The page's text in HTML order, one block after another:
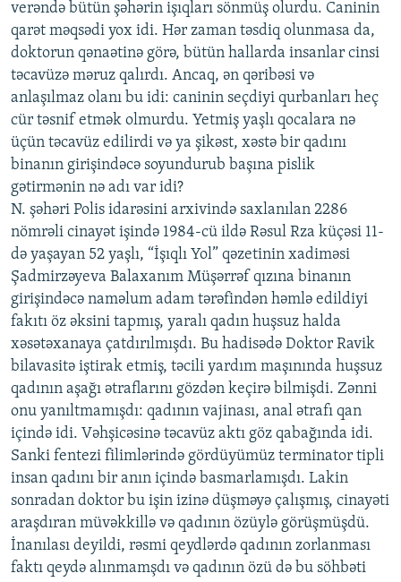
verəndə bütün şəhərin işıqları sönmüş olurdu. Caninin
qarət məqsədi yox idi. Hər zaman təsdiq olunmasa da,
doktorun qənaətinə görə, bütün hallarda insanlar cinsi
təcavüzə məruz qalırdı. Ancaq, ən qəribəsi və
anlaşılmaz olanı bu idi: caninin seçdiyi qurbanları heç
cür təsnif etmək olmurdu. Yetmiş yaşlı qocalara nə
üçün təcavüz edilirdi və ya şikəst, xəstə bir qadını
binanın girişindəcə soyundurub başına pislik
gətirmənin nə adı var idi?
N. şəhəri Polis idarəsini arxivində saxlanılan 2286
nömrəli cinayət işində 1984-cü ildə Rəsul Rza küçəsi 11-
də yaşayan 52 yaşlı, “İşıqlı Yol” qəzetinin xadiməsi
Şadmirzəyeva Balaxanım Müşərrəf qızına binanın
girişindəcə naməlum adam tərəfindən həmlə edildiyi
fakıtı öz əksini tapmış, yaralı qadın huşsuz halda
xəsətəxanaya çatdırılmışdı. Bu hadisədə Doktor Ravik
bilavasitə iştirak etmiş, təcili yardım maşınında huşsuz
qadının aşağı ətraflarını gözdən keçirə bilmişdi. Zənni
onu yanıltmamışdı: qadının vajinası, anal ətrafı qan
içində idi. Vəhşicəsinə təcavüz aktı göz qabağında idi.
Sanki fentezi filimlərində gördüyümüz terminator tipli
insan qadını bir anın içində basmarlamışdı. Lakin
sonradan doktor bu işin izinə düşməyə çalışmış, cinayəti
araşdıran müvəkkillə və qadının özüylə görüşmüşdü.
İnanılası deyildi, rəsmi qeydlərdə qadının zorlanması
faktı qeydə alınmamşdı və qadının özü də bu söhbəti